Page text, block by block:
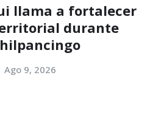
llama a fortalecer
durante
Ago 9, 2026